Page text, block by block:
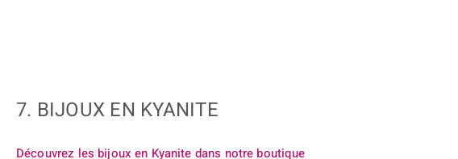
7. BIJOUX EN KYANITE
Découvrez les bijoux en Kyanite dans notre boutique